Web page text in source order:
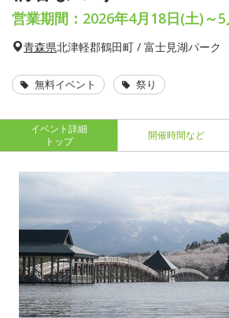
営業期間：2026年4月18日(土)～
青森県北津軽郡鶴田町 / 富士見湖パーク
無料イベント 祭り
イベント詳細
トップ
開催時間など